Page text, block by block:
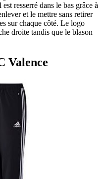
resserré dans le bas grâce à
et le mettre sans retirer
sur chaque côté. Le logo
droite tandis que le blason
Valence